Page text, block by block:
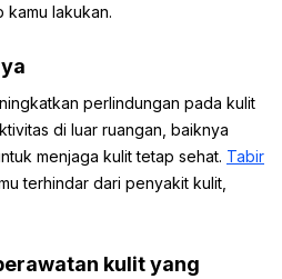
kamu lakukan.
perlindungan pada kulit
di luar ruangan, baiknya
menjaga kulit tetap sehat. Tabir
terhindar dari penyakit kulit,
kulit yang